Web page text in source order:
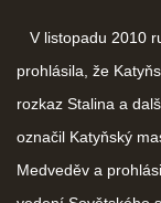
V listopadu 2010
prohlásila, že
rozkaz Stalina a
označil Katyňský
Medveděv a